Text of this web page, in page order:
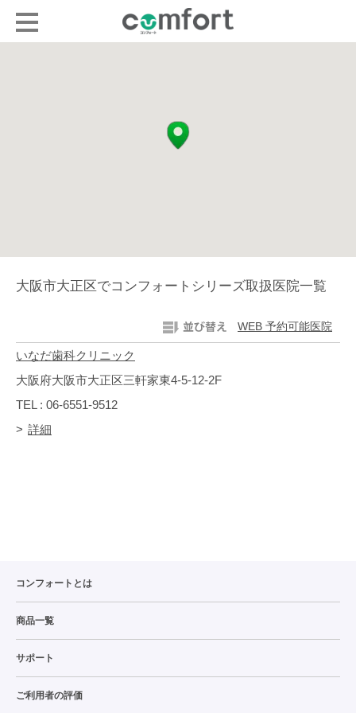
大阪市大正区でコンフォートシリーズ取扱医院一覧
WEB 予約可能医院
いなだ歯科クリニック
大阪府大阪市大正区三軒家東4-5-12-2F
TEL : 06-6551-9512
詳細
コンフォートとは
商品一覧
サポート
ご利用者の評価